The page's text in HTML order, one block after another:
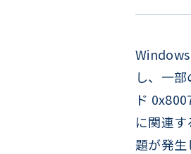
し、一
ド
に関連
題が発生